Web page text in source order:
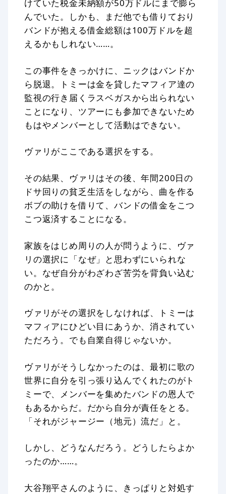
けていた税金未納額が50万ドルにまで膨ら
んでいた。しかも、まだ他でも借りており
バンドが抱える借金総額は100万ドルを超
えるかもしれない……。
この事件をきっかけに、ニックはバンドか
ら脱退。トミーは金を貸したマフィア達の
監視の行き届くラスベガスから出られない
ことになり、ツアーにも参加できないため
もはやメンバーとして活動はできない。
ヴァリがここである選択をする。
その結果、ヴァリはその後、年間200日の
ドサ回りの貧乏生活をしながら、曲を作る
ボブの助けを借りて、バンドの借金をこつ
こつ返済することになる。
家族をはじめ周りの人が問うように、ヴァ
リの選択に「なぜ」と思わずにいられな
い。なぜ自分がわざわざ苦労を背負い込む
のかと。
ヴァリがその選択をしなければ、トミーは
マフィアにひどい目にあうか、消されてい
ただろう。でも自業自得じゃないか。
ヴァリがそうしなかったのは、最初に歌の
世界に自分を引っ張り込んでくれたのがト
ミーで、メンバーを集めたバンドの恩人で
もあるからだ。だから自分が責任をとる。
「それがジャージー（地元）流だ」と。
しかし、どうなんだろう。どうしたらよか
ったのか……。
大谷翔平さんのように、きっぱりと対処す